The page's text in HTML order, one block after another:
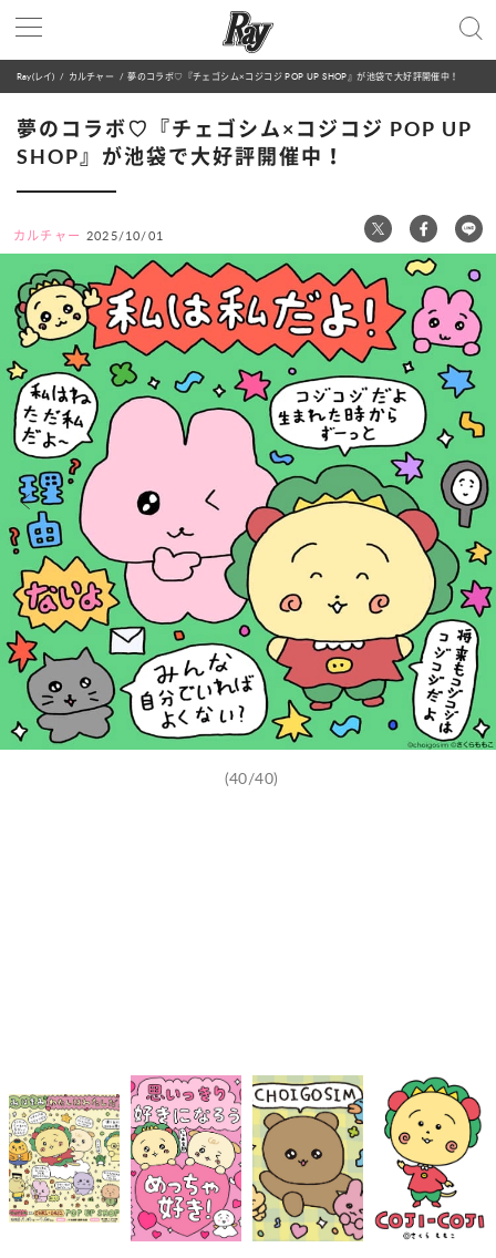
Ray(レイ) カルチャー 夢のコラボ♡『チェゴシム×コジコジ POP UP SHOP』が池袋で大好評開催中！
夢のコラボ♡『チェゴシム×コジコジ POP UP
SHOP』が池袋で大好評開催中！
カルチャー 2025/10/01
(40/40)